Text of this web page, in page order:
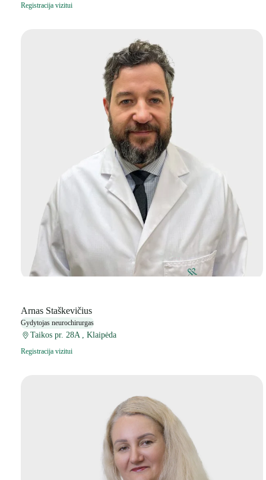
Registracija vizitui
Arnas Staškevičius
Gydytojas neurochirurgas
Taikos pr. 28A , Klaipėda
Registracija vizitui